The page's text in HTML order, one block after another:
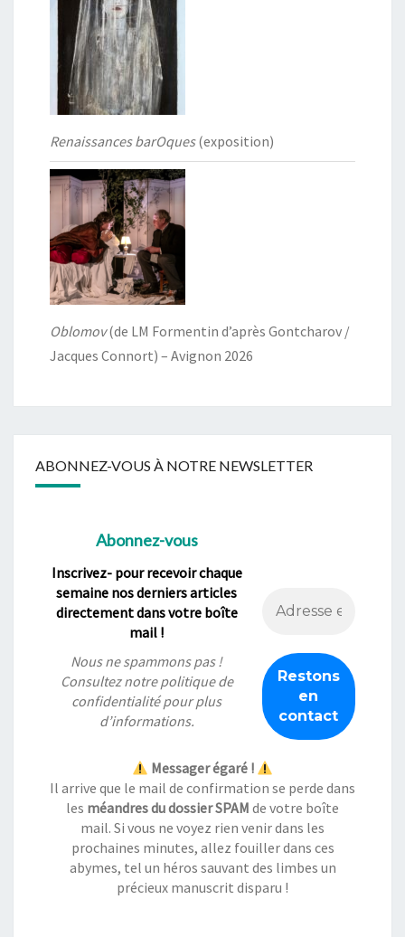
Renaissances barOques(exposition)
Oblomov(de LM Formentin d’après Gontcharov /
Jacques Connort) – Avignon 2026
ABONNEZ-VOUS À NOTRE NEWSLETTER
Abonnez-vous
Inscrivez- pour recevoir chaque
semaine nos derniers articles
directement dans votre boîte
mail !
Nous ne spammons pas !
Consultez notrepolitique de
confidentialitépour plus
d’informations.
Messager égaré !
Il arrive que le mail de confirmation se perde dans
les méandres du dossier SPAM de votre boîte
mail. Si vous ne voyez rien venir dans les
prochaines minutes, allez fouiller dans ces
abymes, tel un héros sauvant des limbes un
précieux manuscrit disparu !